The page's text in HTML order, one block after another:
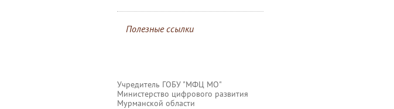
Полезные ссылки
Учредитель ГОБУ "МФЦ МО"
Министерство цифрового развития
Мурманской области